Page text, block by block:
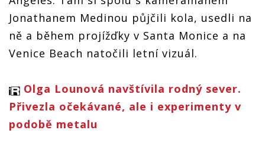
Jonathanem Medinou půjčili kola, usedli na
ně a během projížďky v Santa Monice a na
Venice Beach natočili letní vizuál.
Olga Lounová navštívila rodný sever.
Přivezla očekávané, ale i experimenty v
podobě metalu